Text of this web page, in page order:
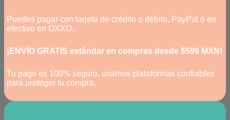
Puedes pagar con tarjeta de crédito o débito, PayPal o en
efectivo en OXXO.
¡ENVÍO GRATIS estándar en compras desde $599 MXN!
Tu pago es 100% seguro, usamos plataformas confiables
para proteger tu compra.